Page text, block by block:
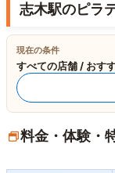
志木駅のピラ
現在の条件
すべての店舗 / おす
料金・体験・